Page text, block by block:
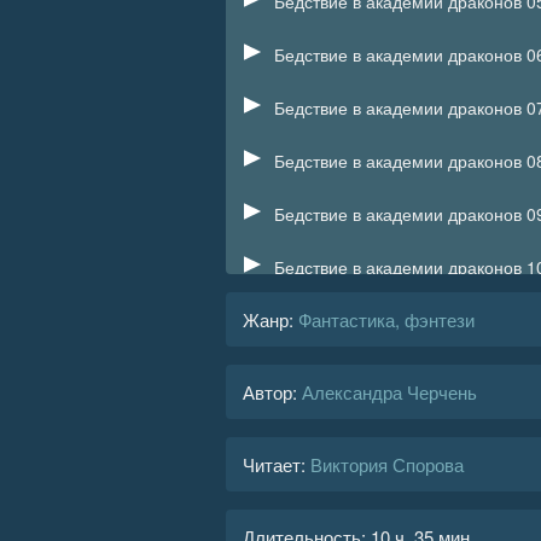
Бедствие в академии драконов
Бедствие в академии драконов
Бедствие в академии драконов
Бедствие в академии драконов
Бедствие в академии драконов
Бедствие в академии драконов 11
Бедствие в академии драконов 14
Бедствие в академии драконов 15
Жанр: Фантастика, фэнтези
Автор: Александра Черчень
Читает: Виктория Спорова